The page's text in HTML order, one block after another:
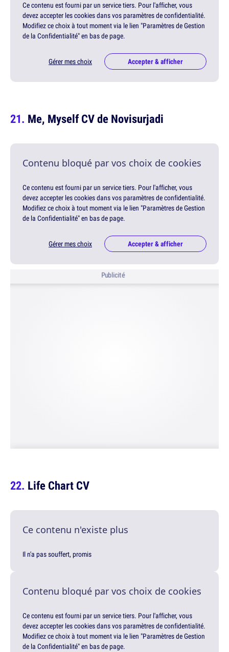
Ce contenu est fourni par un service tiers. Pour l'afficher, vous
devez accepter les cookies dans vos paramètres de confidentialité.
Modifiez ce choix à tout moment via le lien "Paramètres de Gestion
de la Confidentialité" en bas de page.
Gérer mes choix Accepter & afficher
Me, Myself CV de Novisurjadi
Contenu bloqué par vos choix de cookies
Ce contenu est fourni par un service tiers. Pour l'afficher, vous
devez accepter les cookies dans vos paramètres de confidentialité.
Modifiez ce choix à tout moment via le lien "Paramètres de Gestion
de la Confidentialité" en bas de page.
Gérer mes choix Accepter & afficher
Publicité
Life Chart CV
Ce contenu n'existe plus
Il n'a pas souffert, promis
Contenu bloqué par vos choix de cookies
Ce contenu est fourni par un service tiers. Pour l'afficher, vous
devez accepter les cookies dans vos paramètres de confidentialité.
Modifiez ce choix à tout moment via le lien "Paramètres de Gestion
de la Confidentialité" en bas de page.